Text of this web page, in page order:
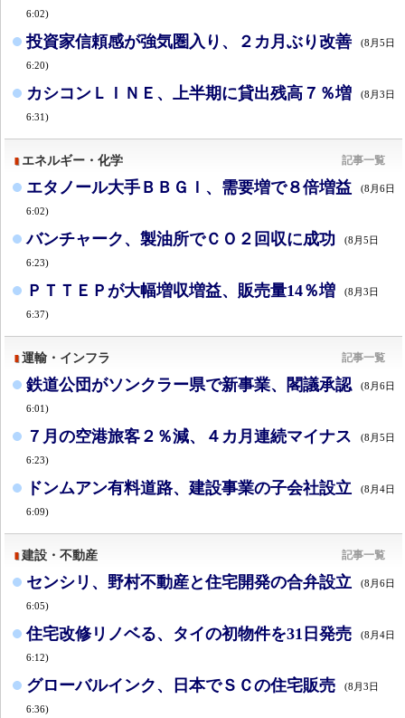
6:02)
投資家信頼感が強気圏入り、２カ月ぶり改善 (8月5日
6:20)
カシコンＬＩＮＥ、上半期に貸出残高７％増 (8月3日
6:31)
エネルギー・化学 記事一覧
エタノール大手ＢＢＧＩ、需要増で８倍増益 (8月6日
6:02)
バンチャーク、製油所でＣＯ２回収に成功 (8月5日
6:23)
ＰＴＴＥＰが大幅増収増益、販売量14％増 (8月3日
6:37)
運輸・インフラ 記事一覧
鉄道公団がソンクラー県で新事業、閣議承認 (8月6日
6:01)
７月の空港旅客２％減、４カ月連続マイナス (8月5日
6:23)
ドンムアン有料道路、建設事業の子会社設立 (8月4日
6:09)
建設・不動産 記事一覧
センシリ、野村不動産と住宅開発の合弁設立 (8月6日
6:05)
住宅改修リノベる、タイの初物件を31日発売 (8月4日
6:12)
グローバルインク、日本でＳＣの住宅販売 (8月3日
6:36)